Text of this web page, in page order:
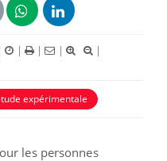
| | | |
|
expérimentale
les personnes